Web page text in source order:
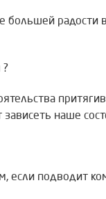
большей радости
?
наше
если подводит